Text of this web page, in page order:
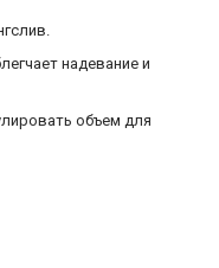
надевание и
объем для